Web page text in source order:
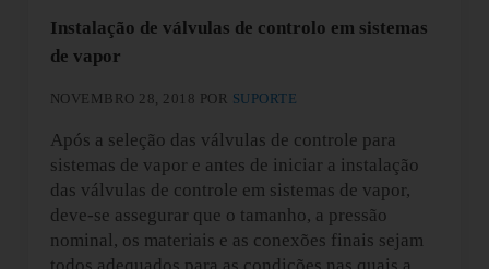
Instalação de válvulas de controlo em sistemas
de vapor
NOVEMBRO 28, 2018 POR SUPORTE
Após a seleção das válvulas de controle para
sistemas de vapor e antes de iniciar a instalação
das válvulas de controle em sistemas de vapor,
deve-se assegurar que o tamanho, a pressão
nominal, os materiais e as conexões finais sejam